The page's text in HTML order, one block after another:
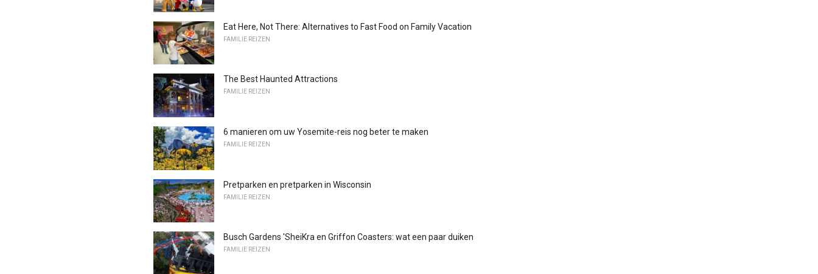
Eat Here, Not There: Alternatives to Fast Food on Family Vacation
FAMILIE REIZEN
The Best Haunted Attractions
FAMILIE REIZEN
6 manieren om uw Yosemite-reis nog beter te maken
FAMILIE REIZEN
Pretparken en pretparken in Wisconsin
FAMILIE REIZEN
Busch Gardens 'SheiKra en Griffon Coasters: wat een paar duiken
FAMILIE REIZEN